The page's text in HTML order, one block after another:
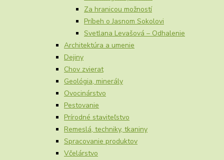
Za hranicou možností
Príbeh o Jasnom Sokolovi
Svetlana Levašová – Odhalenie
Architektúra a umenie
Dejiny
Chov zvierat
Geológia, minerály
Ovocinárstvo
Pestovanie
Prírodné staviteľstvo
Remeslá, techniky, tkaniny
Spracovanie produktov
Včelárstvo